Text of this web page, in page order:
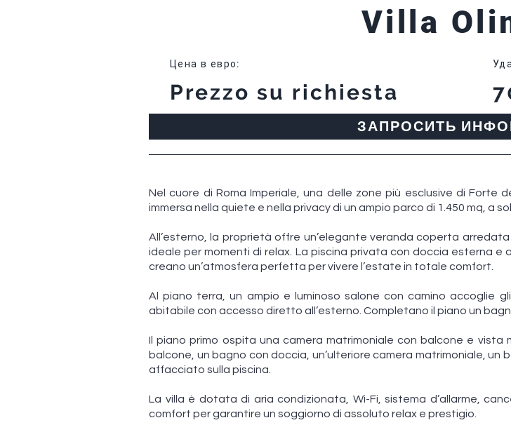
Villa
Цена в евро:
Prezzo su richiesta
ЗАПРОСИТЬ
Nel cuore di Roma Imperiale, una delle zone più esclusive di Forte
immersa nella quiete e nella privacy di un ampio parco di 1.450 mq, a
All’esterno, la proprietà offre un’elegante veranda coperta
ideale per momenti di relax. La piscina privata con doccia esterna e
creano un’atmosfera perfetta per vivere l’estate in totale comfort.
Al piano terra, un ampio e luminoso salone con camino accoglie
abitabile con accesso diretto all’esterno. Completano il piano un
Il piano primo ospita una camera matrimoniale con balcone e
balcone, un bagno con doccia, un’ulteriore camera matrimoniale,
affacciato sulla piscina.
La villa è dotata di aria condizionata, Wi-Fi, sistema d’allarme,
comfort per garantire un soggiorno di assoluto relax e prestigio.